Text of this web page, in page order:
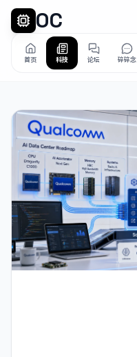
OC
首页 科技 论坛 碎碎念